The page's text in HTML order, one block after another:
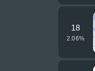
18
2.06%